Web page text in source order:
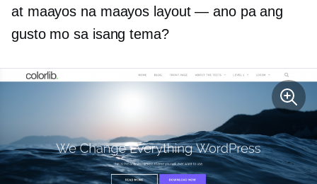
at maayos na maayos layout — ano pa ang
gusto mo sa isang tema?